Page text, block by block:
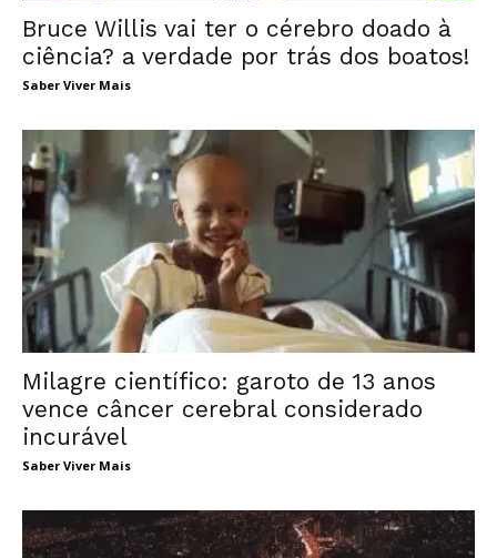
Bruce Willis vai ter o cérebro doado à
ciência? a verdade por trás dos boatos!
Saber Viver Mais
Milagre científico: garoto de 13 anos
vence câncer cerebral considerado
incurável
Saber Viver Mais